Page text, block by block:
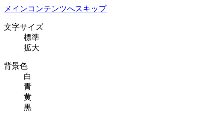
メインコンテンツへスキップ
文字サイズ
標準
拡大
背景色
白
青
黄
黒